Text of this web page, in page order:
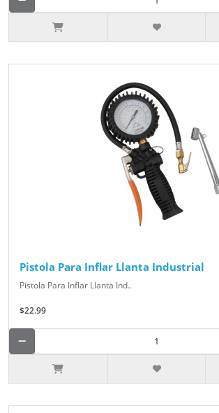
Pistola Para Inflar Llanta Industrial
Pistola Para Inflar Llanta Ind..
$22.99